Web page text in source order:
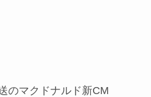
のマクドナルド新CM